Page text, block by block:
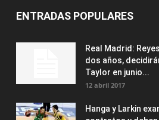
ENTRADAS POPULARES
Real Madrid:
dos años,
Taylor en junio...
12 abril 2017
Hanga y Larkin